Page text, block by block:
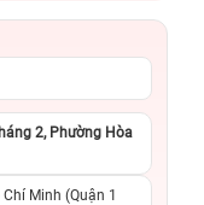
2, Phường Hòa
Minh (Quận 1